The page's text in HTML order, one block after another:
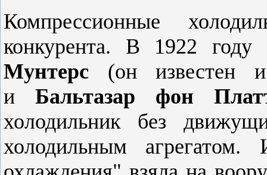
Компрессионные
конкурента. В 1922
Мунтерс (он известен и
и Бальтазар фон
холодильник без
холодильным